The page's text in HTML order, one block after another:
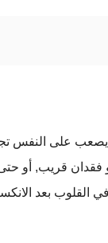
يصعب على النفس
فقدان قريب, أو
القلوب بعد